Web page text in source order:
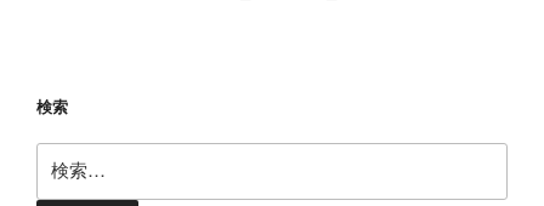
ナ
ー
シ
ョ
検索
索: